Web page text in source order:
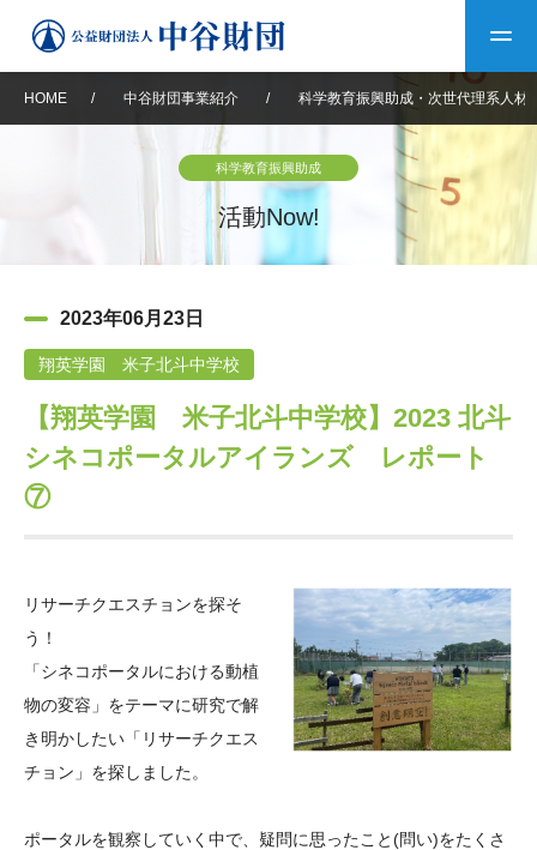
中谷財団について
設立趣意書
沿革 40年史デジタルブック
中谷財団40年史
年報一覧 中谷財団レポート
中谷財団事業紹介
神戸賞 長期大型研究助成
研究助成
科学教育振興助成・
次世代理系人材育成プ
ログラム助成
中谷財団動画紹介
その他情報
その他情報
アクセス よくあるご質問
サイトマップ 中谷財団アーカイブ
日本語 English マイページ
HOME / 中谷財団事業紹介 / 科学教育振興助成・次世代理系人材
科学教育振興助成
活動Now!
2023年06月23日
翔英学園 米子北斗中学校
【翔英学園 米子北斗中学校】2023 北斗
シネコポータルアイランズ レポート
⑦
リサーチクエスチョンを探そ
う！
「シネコポータルにおける動植
物の変容」をテーマに研究で解
き明かしたい「リサーチクエス
チョン」を探しました。
ポータルを観察していく中で、疑問に思ったこと(問い)をたくさ